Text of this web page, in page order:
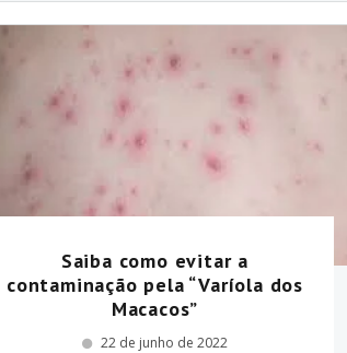
Saiba como evitar a
contaminação pela “Varíola dos
Macacos”
22 de junho de 2022